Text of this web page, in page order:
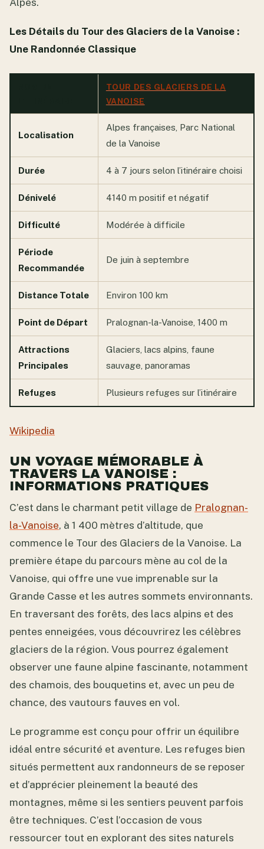
Les Détails du Tour des Glaciers de la Vanoise :
Une Randonnée Classique
TOUR DES GLACIERS DE LA
VANOISE
Localisation
Alpes françaises, Parc National
de la Vanoise
Durée 4 à 7 jours selon l’itinéraire choisi
Dénivelé 4140 m positif et négatif
Difficulté Modérée à difficile
Période
Recommandée
De juin à septembre
Distance Totale Environ 100 km
Point de Départ Pralognan-la-Vanoise, 1400 m
Attractions
Principales
Glaciers, lacs alpins, faune
sauvage, panoramas
Refuges Plusieurs refuges sur l’itinéraire
Wikipedia
UN VOYAGE MÉMORABLE À
TRAVERS LA VANOISE :
INFORMATIONS PRATIQUES
C’est dans le charmant petit village de Pralognan-
la-Vanoise, à 1 400 mètres d’altitude, que
commence le Tour des Glaciers de la Vanoise. La
première étape du parcours mène au col de la
Vanoise, qui offre une vue imprenable sur la
Grande Casse et les autres sommets environnants.
En traversant des forêts, des lacs alpins et des
pentes enneigées, vous découvrirez les célèbres
glaciers de la région. Vous pourrez également
observer une faune alpine fascinante, notamment
des chamois, des bouquetins et, avec un peu de
chance, des vautours fauves en vol.
Le programme est conçu pour offrir un équilibre
idéal entre sécurité et aventure. Les refuges bien
situés permettent aux randonneurs de se reposer
et d’apprécier pleinement la beauté des
montagnes, même si les sentiers peuvent parfois
être techniques. C’est l’occasion de vous
ressourcer tout en explorant des sites naturels